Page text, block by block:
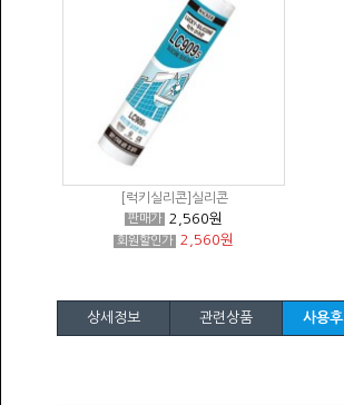
[럭키실리콘]실리콘
판매가 2,560원
회원할인가 2,560원
상세정보 관련상품 사용